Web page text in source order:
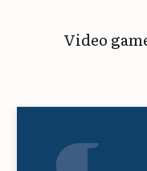
Video